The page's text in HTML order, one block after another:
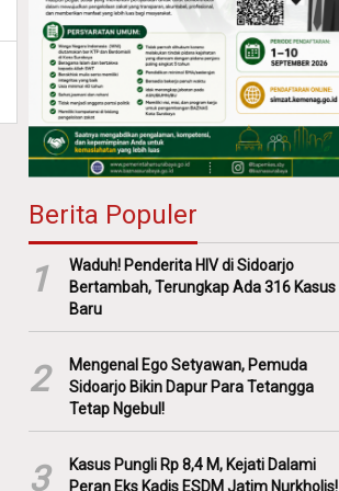
Berita Populer
1
Waduh! Penderita HIV di Sidoarjo
Bertambah, Terungkap Ada 316 Kasus
Baru
2
Mengenal Ego Setyawan, Pemuda
Sidoarjo Bikin Dapur Para Tetangga
Tetap Ngebul!
3
Kasus Pungli Rp 8,4 M, Kejati Dalami
Peran Eks Kadis ESDM Jatim Nurkholis!